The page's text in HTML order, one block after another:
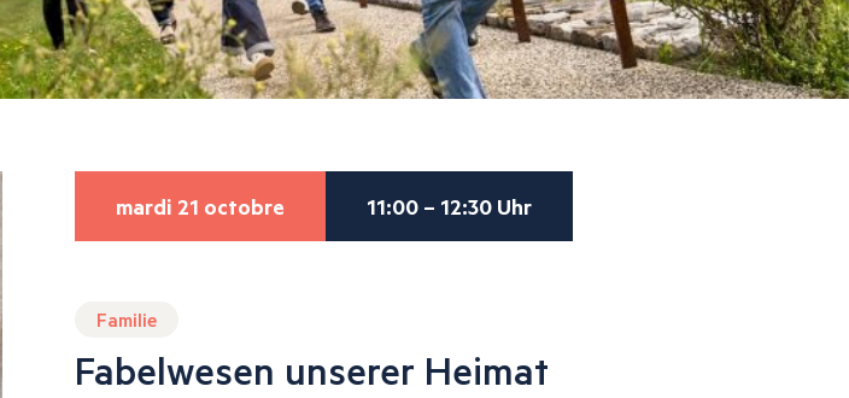
mardi 21 octobre 11:00 – 12:30 Uhr
Familie
Fabelwesen unserer Heimat